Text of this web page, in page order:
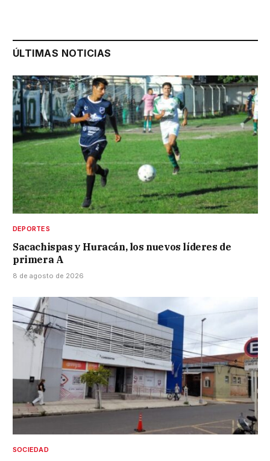
ÚLTIMAS NOTICIAS
DEPORTES
Sacachispas y Huracán, los nuevos líderes de
primera A
8 de agosto de 2026
SOCIEDAD